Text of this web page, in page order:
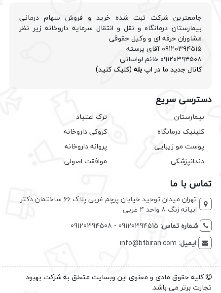
جامعترین شرکت ثبت شده خرید و فروش سهام درمانی
بیمارستان درمانگاه و نقل و انتقال سرمایه داروخانه زیر نظر
مشاوران حرفه ای و وکیل حقوقی
۰۹۱۲۰۳۹۴۵۱۵ آقای پرسته
۰۹۱۲۰۳۹۴۵۰۸ خانم لواسانی
کانال جدید ما در اپبله (کلیک کنید)
دسترسی سریع
بیمارستان
کلینیک درمانگاه
پوست مو زیبایی
دندانپزشکی
ترک اعتیاد
کروکی داروخانه
پروانه داروخانه
موافقت اصولی
تماس با ما
تهران میدان توحید خیابان پرچم غربی پلاک ۶۶ ساختمان دکتر
ابیانه زنگ ۸ واحد ۴ غربی
شماره تماس: 09120394515 - 09120394508
ایمیل: info@btbiran.com
کلیه حقوق مادی و معنوی این وبسایت متعلق به شرکت بهبود
تجارت برتر می باشد.